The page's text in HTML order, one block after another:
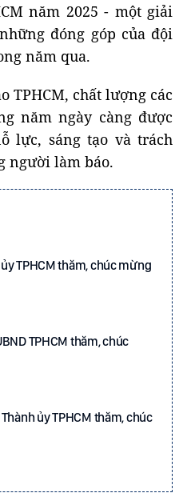
năm 2025 - một giải
đóng góp của đội
năm qua.
TPHCM, chất lượng các
năm ngày càng được
lực, sáng tạo và trách
người làm báo.
TPHCM thăm, chúc mừng
TPHCM thăm, chúc
ủy TPHCM thăm, chúc